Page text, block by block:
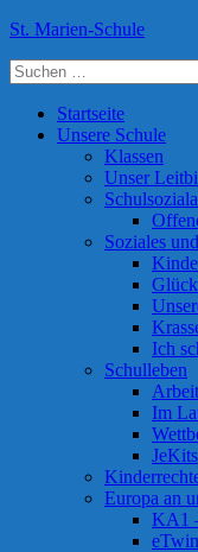
Skip
content
St. Marien-Schule
Katholische Grundschule
Suche
nach:
Startseite
Unsere Schule
Klassen
Unser
Soziales
Ich
Schulleben
Im
JeKits
Europa an
KA1